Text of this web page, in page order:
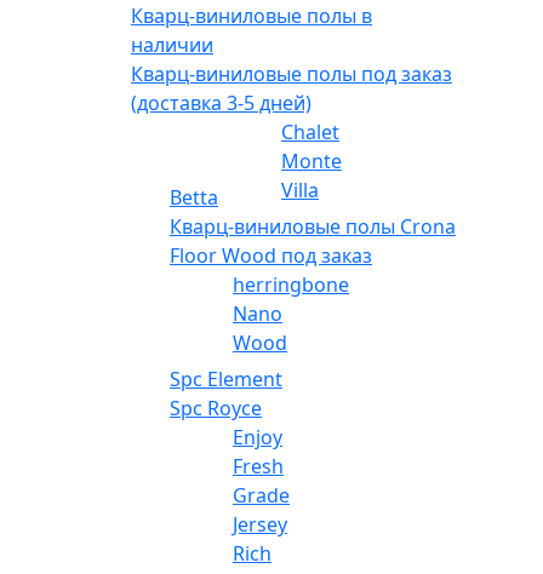
Кварц-виниловые полы в
наличии
Кварц-виниловые полы под заказ
(доставка 3-5 дней)
Betta
Chalet
Monte
Villa
Кварц-виниловые полы Crona
Floor Wood под заказ
herringbone
Nano
Wood
Spc Element
Spc Royce
Enjoy
Fresh
Grade
Jersey
Rich